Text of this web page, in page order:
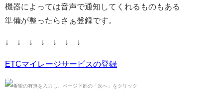
機器によっては音声で通知してくれるものもある
準備が整ったらさぁ登録です。
↓ ↓ ↓ ↓ ↓ ↓ ↓
ETCマイレージサービスの登録